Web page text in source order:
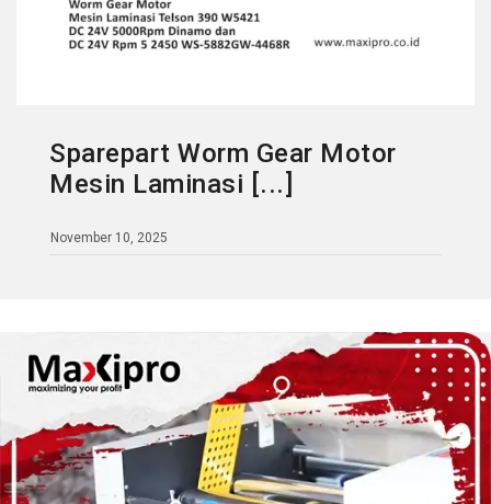
Sparepart Worm Gear Motor
Mesin Laminasi [...]
November 10, 2025